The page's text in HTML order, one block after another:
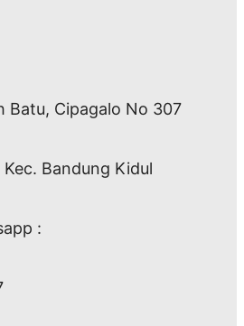
Batu, Cipagalo No 307
Kec. Bandung Kidul
: